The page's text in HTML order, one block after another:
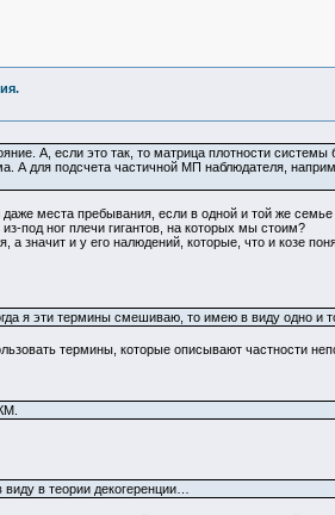
А, если это так, то матрица плотности
А для подсчета частичной МП наблюдателя,
места пребывания, если в одной и той же
под ног плечи гигантов, на которых мы стоим?
а значит и у его налюдений, которые, что и козе
я эти термины смешиваю, то имею в виду одно и
термины, которые описывают частности
в теории декогеренции…